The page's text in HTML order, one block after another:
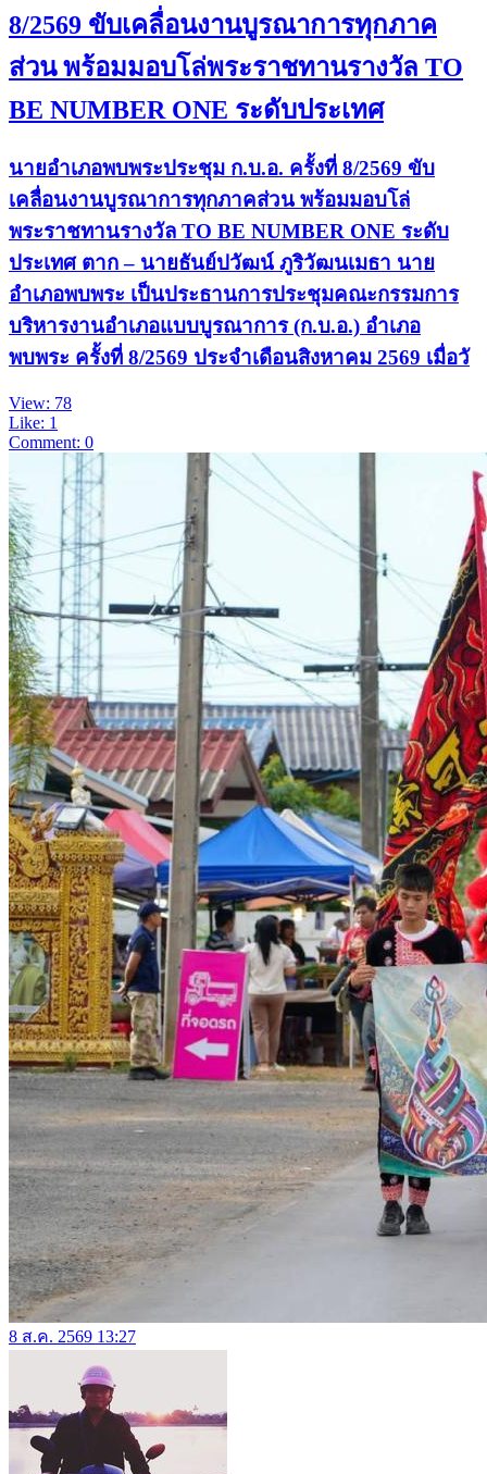
8/2569 ขับเคลื่อนงานบูรณาการทุกภาค
ส่วน พร้อมมอบโล่พระราชทานรางวัล TO
BE NUMBER ONE ระดับประเทศ
นายอำเภอพบพระประชุม ก.บ.อ. ครั้งที่ 8/2569 ขับ
เคลื่อนงานบูรณาการทุกภาคส่วน พร้อมมอบโล่
พระราชทานรางวัล TO BE NUMBER ONE ระดับ
ประเทศ ตาก – นายธันย์ปวัฒน์ ภูริวัฒนเมธา นาย
อำเภอพบพระ เป็นประธานการประชุมคณะกรรมการ
บริหารงานอำเภอแบบบูรณาการ (ก.บ.อ.) อำเภอ
พบพระ ครั้งที่ 8/2569 ประจำเดือนสิงหาคม 2569 เมื่อวั
View: 78
Like: 1
Comment: 0
8 ส.ค. 2569 13:27